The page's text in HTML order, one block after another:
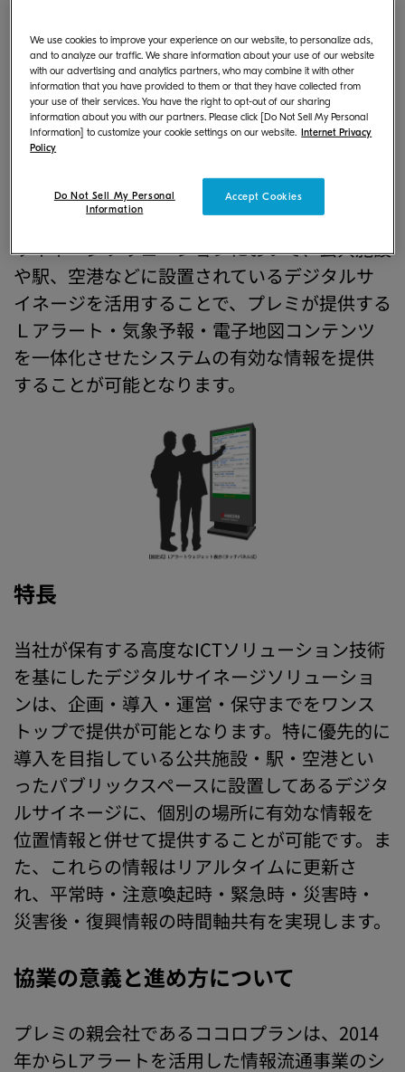
災のための情報を、リアルタイムに取得する
ことが可能な空間サービスの重要性が高まって
います。当社では、これまで社会問題に対する
ICTソリューション事業の研究開発を進めてい
ましたが、今回の協業によりデジタルサイネ
構築事業に着手しました。
今回の協業により、当社が得意とするデジタル
サイネージソリューションにおいて、公共施設
や駅、空港などに設置されているデジタルサ
イネージを活用することで、プレミが提供する
Ｌアラート・気象予報・電子地図コンテンツ
を一体化させたシステムの有効な情報を提供
することが可能となります。
特長
当社が保有する高度なICTソリューション技術
を基にしたデジタルサイネージソリューショ
ンは、企画・導入・運営・保守までをワンス
トップで提供が可能となります。特に優先的に
導入を目指している公共施設・駅・空港とい
ったパブリックスペースに設置してあるデジタ
ルサイネージに、個別の場所に有効な情報を
位置情報と併せて提供することが可能です。ま
た、これらの情報はリアルタイムに更新さ
れ、平常時・注意喚起時・緊急時・災害時・
災害後・復興情報の時間軸共有を実現します。
協業の意義と進め方について
プレミの親会社であるココロプランは、2014
年からLアラートを活用した情報流通事業のシ
We use cookies to improve your experience on our website, to personalize ads,
and to analyze our traffic. We share information about your use of our website
with our advertising and analytics partners, who may combine it with other
information that you have provided to them or that they have collected from
your use of their services. You have the right to opt-out of our sharing
information about you with our partners. Please click [Do Not Sell My Personal
Information] to customize your cookie settings on our website. Internet Privacy
Policy
Accept Cookies
Do Not Sell My Personal
Information